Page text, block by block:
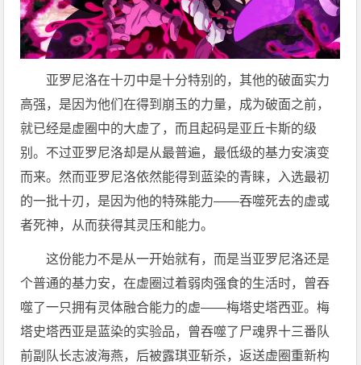
亚罗尼洛在十刃中是十分特别的，其他的破面实力
高强，是因为他们在得到崩玉的力量，成为破面之前，
就已经是虚圈中的大虚了，而且起码是亚丘卡斯的级
别。不过亚罗尼洛却是从最普遍，最低级的基力安演变
而来。然而亚罗尼洛依然能得到蓝染的青睐，入选最初
的一批十刃，是因为他的特殊能力——吞噬死去的虚或
者死神，从而获得其灵压和能力。
这份能力不是从一开始就有，而是当亚罗尼洛还是
个普通的基力安，在虚圈过着弱肉强食的生活时，曾吞
噬了一只拥有灵体融合能力的虚——梅塔史塔西亚。梅
塔史塔西亚是蓝染的实验品，曾吞噬了尸魂界十三番队
前副队长志波海燕，后被露琪亚斩杀，返送虚圈重新构